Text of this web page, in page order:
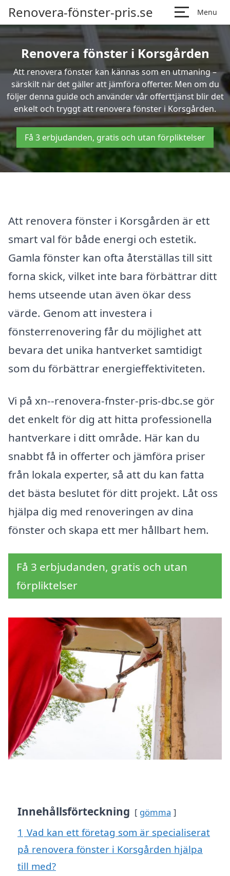
Renovera-fönster-pris.se Menu
Renovera fönster i Korsgården
Att renovera fönster kan kännas som en utmaning –
särskilt när det gäller att jämföra offerter. Men om du
följer denna guide och använder vår offerttjänst blir det
enkelt och tryggt att renovera fönster i Korsgården.
Få 3 erbjudanden, gratis och utan förpliktelser
Att renovera fönster i Korsgården är ett
smart val för både energi och estetik.
Gamla fönster kan ofta återställas till sitt
forna skick, vilket inte bara förbättrar ditt
hems utseende utan även ökar dess
värde. Genom att investera i
fönsterrenovering får du möjlighet att
bevara det unika hantverket samtidigt
som du förbättrar energieffektiviteten.
Vi på xn--renovera-fnster-pris-dbc.se gör
det enkelt för dig att hitta professionella
hantverkare i ditt område. Här kan du
snabbt få in offerter och jämföra priser
från lokala experter, så att du kan fatta
det bästa beslutet för ditt projekt. Låt oss
hjälpa dig med renoveringen av dina
fönster och skapa ett mer hållbart hem.
Få 3 erbjudanden, gratis och utan
förpliktelser
Innehållsförteckning gömma
1 Vad kan ett företag som är specialiserat
på renovera fönster i Korsgården hjälpa
till med?